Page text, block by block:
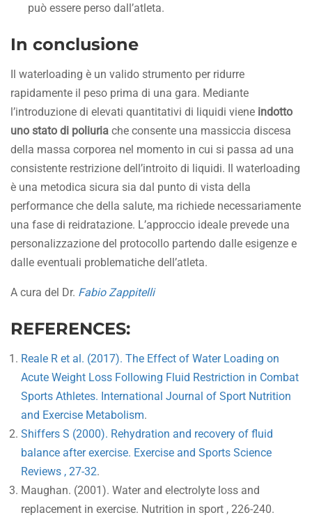
può essere perso dall’atleta.
In conclusione
Il waterloading è un valido strumento per ridurre
rapidamente il peso prima di una gara. Mediante
l’introduzione di elevati quantitativi di liquidi viene indotto
uno stato di poliuria che consente una massiccia discesa
della massa corporea nel momento in cui si passa ad una
consistente restrizione dell’introito di liquidi. Il waterloading
è una metodica sicura sia dal punto di vista della
performance che della salute, ma richiede necessariamente
una fase di reidratazione. L’approccio ideale prevede una
personalizzazione del protocollo partendo dalle esigenze e
dalle eventuali problematiche dell’atleta.
A cura del Dr. Fabio Zappitelli
REFERENCES:
Reale R et al. (2017). The Effect of Water Loading on
Acute Weight Loss Following Fluid Restriction in Combat
Sports Athletes. International Journal of Sport Nutrition
and Exercise Metabolism.
Shiffers S (2000). Rehydration and recovery of fluid
balance after exercise. Exercise and Sports Science
Reviews , 27-32.
Maughan. (2001). Water and electrolyte loss and
replacement in exercise. Nutrition in sport , 226-240.